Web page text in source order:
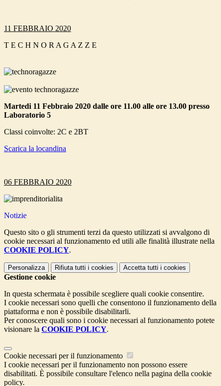
11 FEBBRAIO 2020
T E C H N O R A G A Z Z E
Martedi 11 Febbraio 2020 dalle ore 11.00 alle ore 13.00 presso
Laboratorio 5
Classi coinvolte: 2C e 2BT
Scarica la locandina
06 FEBBRAIO 2020
Notizie
Questo sito o gli strumenti terzi da questo utilizzati si avvalgono di
cookie necessari al funzionamento ed utili alle finalità illustrate nella
COOKIE POLICY.
Personalizza Rifiuta tutti i cookies Accetta tutti i cookies
Gestione cookie
In questa schermata è possibile scegliere quali cookie consentire.
I cookie necessari sono quelli che consentono il funzionamento della
piattaforma e non è possibile disabilitarli.
Per conoscere quali sono i cookie necessari al funzionamento potete
visionare la COOKIE POLICY.
Cookie necessari per il funzionamento
I cookie necessari per il funzionamento non possono essere
disabilitati. È possibile consultare l'elenco nella pagina della cookie
policy.